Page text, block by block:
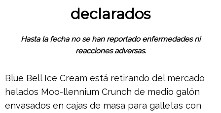
declarados
Hasta la fecha no se han reportado enfermedades ni
reacciones adversas.
Blue Bell Ice Cream está retirando del mercado
helados Moo-llennium Crunch de medio galón
envasados ​​en cajas de masa para galletas con